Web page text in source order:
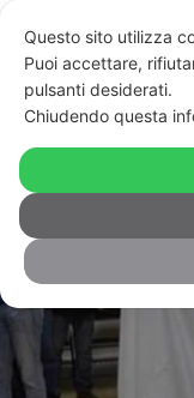
Loredana
Questo sito utilizza
Puoi accettare,
pulsanti desiderati.
Chiudendo questa